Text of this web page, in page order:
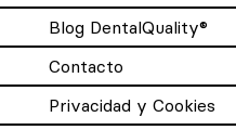
Blog DentalQuality®
Contacto
Privacidad y Cookies